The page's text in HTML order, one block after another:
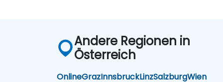
Andere Regionen in
Österreich
OnlineGrazInnsbruckLinzSalzburgWien